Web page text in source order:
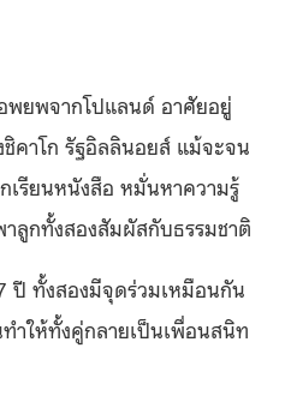
พยพจากโปแลนด์ อาศัยอยู่
คาโก รัฐอิลลินอยส์ แม้จะจน
รียนหนังสือ หมั่นหาความรู้
าลูกทั้งสองสัมผัสกับธรรมชาติ
ปี ทั้งสองมีจุดร่วมเหมือนกัน
ทำให้ทั้งคู่กลายเป็นเพื่อนสนิท